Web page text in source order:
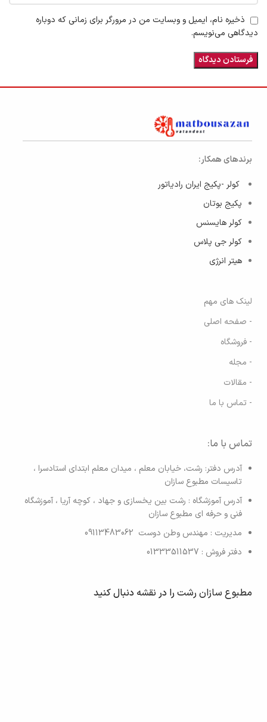
ذخیره نام، ایمیل و وبسایت من در مرورگر برای زمانی که دوباره
دیدگاهی می‌نویسم.
برندهای همکار:
کولر -پکیج ایران رادیاتور
پکیج بوتان
کولر هایسنس
کولر جی پلاس
هیتر انرژی
لینک های مهم
- صفحه اصلی
- فروشگاه
- مجله
- مقالات
- تماس با ما
تماس با ما:
آدرس دفتر: رشت، خیابان معلم ، میدان معلم ابتدای استادسرا ،
تاسیسات مطبوع سازان
آدرس آموزشگاه : رشت بین یخسازی و جهاد ، کوچه آریا ، آموزشگاه
فنی و حرفه ای مطبوع سازان
مدیریت : مهندس وطن دوست 09113483062
دفتر فروش : 01333511537
مطبوع سازان رشت را در نقشه دنبال کنید